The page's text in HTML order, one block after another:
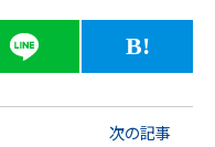
B!
次の記事